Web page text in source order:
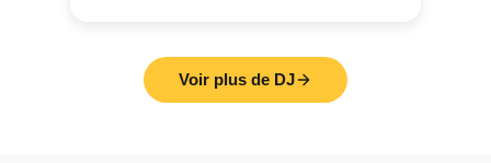
Voir plus de DJ